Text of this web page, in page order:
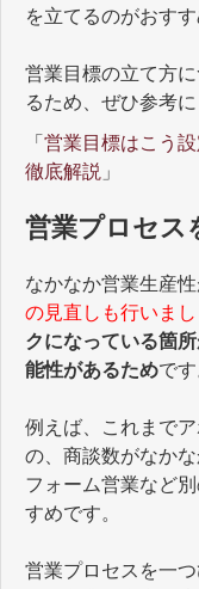
を立てるのがおすす
営業目標の立て方
るため、ぜひ参考に
「 営業目標はこう
徹底解説 」
営業プロセス
なかなか営業生産
の見直しも行いまし
クになっている箇
能性があるためです
例えば、これまで
の、商談数がなか
フォーム営業など
すめです。
営業プロセスを一